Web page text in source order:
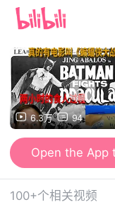
6.3万 94
Open the App
100+个相关视频